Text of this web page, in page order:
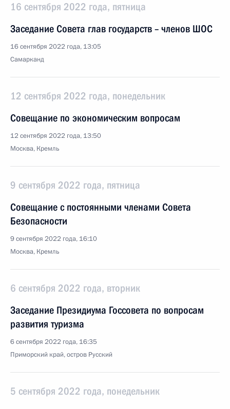
16 сентября 2022 года, пятница
Заседание Совета глав государств – членов ШОС
16 сентября 2022 года, 13:05
Самарканд
12 сентября 2022 года, понедельник
Совещание по экономическим вопросам
12 сентября 2022 года, 13:50
Москва, Кремль
9 сентября 2022 года, пятница
Совещание с постоянными членами Совета
Безопасности
9 сентября 2022 года, 16:10
Москва, Кремль
6 сентября 2022 года, вторник
Заседание Президиума Госсовета по вопросам
развития туризма
6 сентября 2022 года, 16:35
Приморский край, остров Русский
5 сентября 2022 года, понедельник